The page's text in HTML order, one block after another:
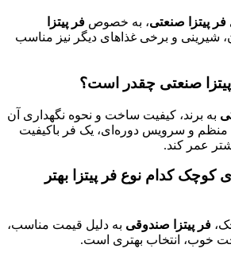
فر پیتزا صنعتی، به خصوص فر پیتزا
شیرینی و برخی غذاهای دیگر نیز مناسب
صنعتی چقدر است؟
به برند، کیفیت ساخت و نحوه نگهداری آن
منظم و سرویس دوره‌ای، یک فر باکیفیت
کدام نوع فر پیتزا بهتر
فر پیتزا صندوقی به دلیل قیمت مناسب،
خوب، انتخاب بهتری است.